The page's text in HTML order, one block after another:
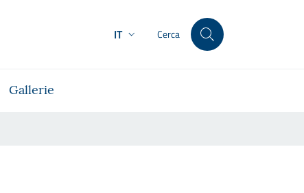
IT Cerca
Gallerie